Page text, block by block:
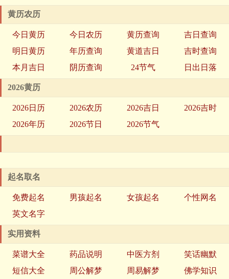
黄历农历
今日黄历 今日农历 黄历查询
吉日查询
明日黄历
年历查询 黄道吉日
吉时查询
本月吉日
阴历查询 24节气 日出日落
2026黄历
2026日历 2026农历 2026吉日
2026吉时
2026年历
2026节日 2026节气
起名取名
免费起名 男孩起名 女孩起名
个性网名
英文名字
实用资料
菜谱大全 药品说明 中医方剂
笑话幽默
短信大全
周公解梦 周易解梦 佛学知识